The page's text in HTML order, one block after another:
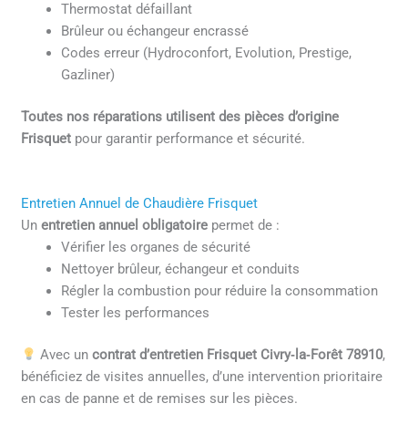
Thermostat défaillant
Brûleur ou échangeur encrassé
Codes erreur (Hydroconfort, Evolution, Prestige,
Gazliner)
Toutes nos réparations utilisent des pièces d’origine
Frisquet pour garantir performance et sécurité.
Entretien Annuel de Chaudière Frisquet
Unentretien annuel obligatoire permet de :
Vérifier les organes de sécurité
Nettoyer brûleur, échangeur et conduits
Régler la combustion pour réduire la consommation
Tester les performances
Avec un contrat d’entretien Frisquet Civry‑la‑Forêt 78910,
bénéficiez de visites annuelles, d’une intervention prioritaire
en cas de panne et de remises sur les pièces.